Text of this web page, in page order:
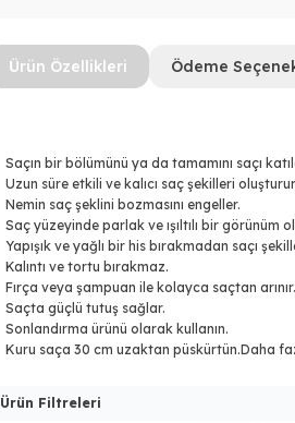
Ürün Özellikleri Ödeme
Saçın bir bölümünü ya da tamamını saçı
Uzun süre etkili ve kalıcı saç şekilleri
Nemin saç şeklini bozmasını engeller.
Saç yüzeyinde parlak ve ışıltılı bir görünüm
Yapışık ve yağlı bir his bırakmadan saçı
Kalıntı ve tortu bırakmaz.
Fırça veya şampuan ile kolayca saçtan arınır.
Saçta güçlü tutuş sağlar.
Sonlandırma ürünü olarak kullanın.
Kuru saça 30 cm uzaktan püskürtün.Daha
Ürün Filtreleri